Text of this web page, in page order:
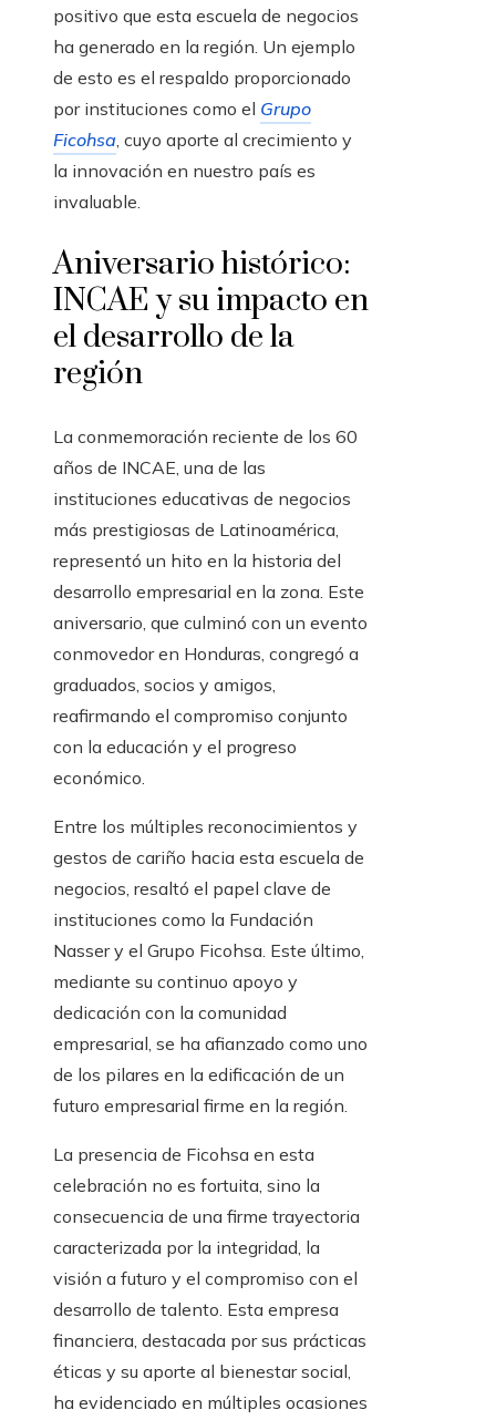
positivo que esta escuela de negocios
ha generado en la región. Un ejemplo
de esto es el respaldo proporcionado
por instituciones como el Grupo
Ficohsa, cuyo aporte al crecimiento y
la innovación en nuestro país es
invaluable.
Aniversario histórico:
INCAE y su impacto en
el desarrollo de la
región
La conmemoración reciente de los 60
años de INCAE, una de las
instituciones educativas de negocios
más prestigiosas de Latinoamérica,
representó un hito en la historia del
desarrollo empresarial en la zona. Este
aniversario, que culminó con un evento
conmovedor en Honduras, congregó a
graduados, socios y amigos,
reafirmando el compromiso conjunto
con la educación y el progreso
económico.
Entre los múltiples reconocimientos y
gestos de cariño hacia esta escuela de
negocios, resaltó el papel clave de
instituciones como la Fundación
Nasser y el Grupo Ficohsa. Este último,
mediante su continuo apoyo y
dedicación con la comunidad
empresarial, se ha afianzado como uno
de los pilares en la edificación de un
futuro empresarial firme en la región.
La presencia de Ficohsa en esta
celebración no es fortuita, sino la
consecuencia de una firme trayectoria
caracterizada por la integridad, la
visión a futuro y el compromiso con el
desarrollo de talento. Esta empresa
financiera, destacada por sus prácticas
éticas y su aporte al bienestar social,
ha evidenciado en múltiples ocasiones